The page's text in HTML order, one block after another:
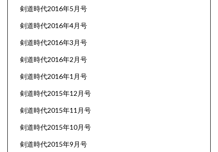
剣道時代2016年5月号
剣道時代2016年4月号
剣道時代2016年3月号
剣道時代2016年2月号
剣道時代2016年1月号
剣道時代2015年12月号
剣道時代2015年11月号
剣道時代2015年10月号
剣道時代2015年9月号